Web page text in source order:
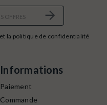
la politique de confidentialité
Informations
Paiement
Commande